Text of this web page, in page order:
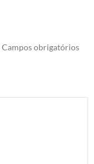
Campos obrigatórios